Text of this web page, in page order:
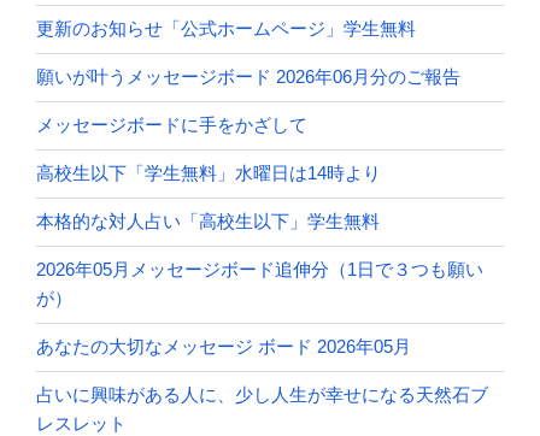
更新のお知らせ「公式ホームページ」学生無料
願いが叶うメッセージボード 2026年06月分のご報告
メッセージボードに手をかざして
高校生以下「学生無料」水曜日は14時より
本格的な対人占い「高校生以下」学生無料
2026年05月メッセージボード追伸分（1日で３つも願い
が）
あなたの大切なメッセージ ボード 2026年05月
占いに興味がある人に、少し人生が幸せになる天然石ブ
レスレット